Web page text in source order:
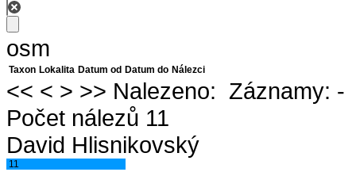
osm
Taxon Lokalita Datum od Datum do Nálezci
<< < > >> Nalezeno: Záznamy: -
Počet nálezů 11
David Hlisnikovský
11